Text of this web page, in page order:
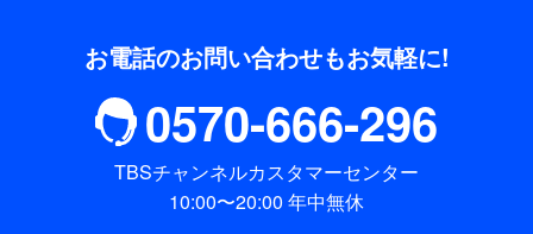
お電話のお問い合わせもお気軽に!
0570-666-296
TBSチャンネルカスタマーセンター
10:00〜20:00 年中無休